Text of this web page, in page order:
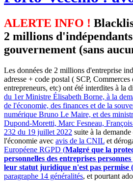
ALERTE INFO !
2 millions
gouvernement (sans
Les données de 2 millions d'entreprise
adresse + code postal ( SCP,
entrepreneurs, etc) ont été interdites à la
du 1er Ministre Élisabeth Borne, à la
de l'économie, des finances et de la
numérique Bruno Le Maire, et des
Dupond-Moretti, Marc Fesneau,
232 du 19 juillet 2022 suite à la
l'économie avec avis de la CNIL et
Européene RGPD (Malgré que la
personnelles des entreprises
leur statut juridique n'est pas permise
paragraphe 14 généralités, et pourtant